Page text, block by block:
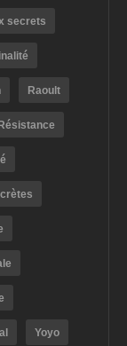
secrets
Raoult
Yoyo